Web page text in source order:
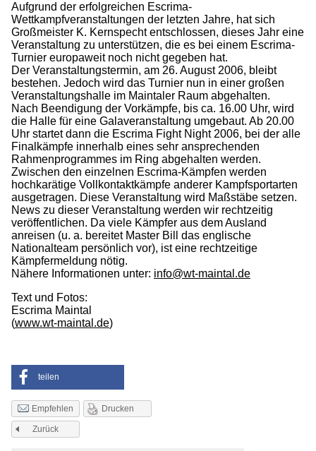
Aufgrund der erfolgreichen Escrima-
Wettkampfveranstaltungen der letzten Jahre, hat sich
Großmeister K. Kernspecht entschlossen, dieses Jahr eine
Veranstaltung zu unterstützen, die es bei einem Escrima-
Turnier europaweit noch nicht gegeben hat.
Der Veranstaltungstermin, am 26. August 2006, bleibt
bestehen. Jedoch wird das Turnier nun in einer großen
Veranstaltungshalle im Maintaler Raum abgehalten.
Nach Beendigung der Vorkämpfe, bis ca. 16.00 Uhr, wird
die Halle für eine Galaveranstaltung umgebaut. Ab 20.00
Uhr startet dann die Escrima Fight Night 2006, bei der alle
Finalkämpfe innerhalb eines sehr ansprechenden
Rahmenprogrammes im Ring abgehalten werden.
Zwischen den einzelnen Escrima-Kämpfen werden
hochkarätige Vollkontaktkämpfe anderer Kampfsportarten
ausgetragen. Diese Veranstaltung wird Maßstäbe setzen.
News zu dieser Veranstaltung werden wir rechtzeitig
veröffentlichen. Da viele Kämpfer aus dem Ausland
anreisen (u. a. bereitet Master Bill das englische
Nationalteam persönlich vor), ist eine rechtzeitige
Kämpfermeldung nötig.
Nähere Informationen unter: info@wt-maintal.de
Text und Fotos:
Escrima Maintal
(www.wt-maintal.de)
teilen
Empfehlen Drucken
Zurück